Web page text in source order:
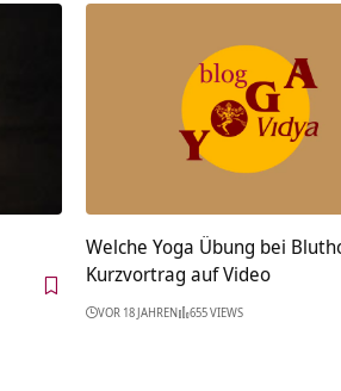
Welche Yoga Übung bei
Kurzvortrag auf Video
VOR 18 JAHREN 655 VIEWS